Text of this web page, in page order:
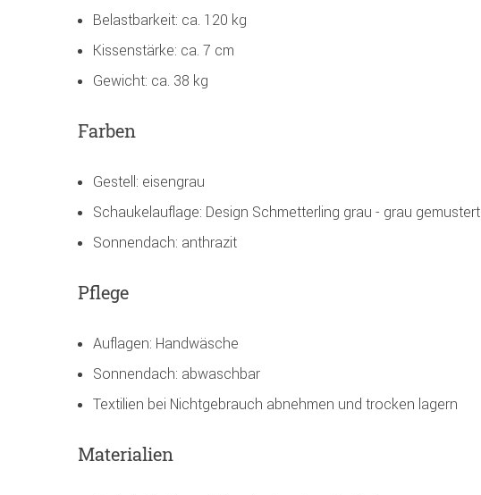
Belastbarkeit: ca. 120 kg
Kissenstärke: ca. 7 cm
Gewicht: ca. 38 kg
Farben
Gestell: eisengrau
Schaukelauflage: Design Schmetterling grau - grau gemustert
Sonnendach: anthrazit
Pflege
Auflagen: Handwäsche
Sonnendach: abwaschbar
Textilien bei Nichtgebrauch abnehmen und trocken lagern
Materialien